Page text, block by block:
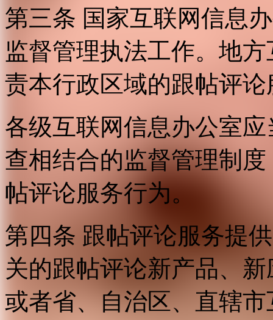
第三条 国家互联网信息
监督管理执法工作。地
责本行政区域的跟帖评
各级互联网信息办公室
查相结合的监督管理制
帖评论服务行为。
第四条 跟帖评论服务提
关的跟帖评论新产品、
或者省、自治区、直辖